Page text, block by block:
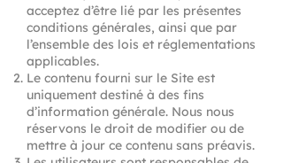
acceptez d’être lié par les présentes
conditions générales, ainsi que par
l’ensemble des lois et réglementations
applicables.
Le contenu fourni sur le Site est
uniquement destiné à des fins
d’information générale. Nous nous
réservons le droit de modifier ou de
mettre à jour ce contenu sans préavis.